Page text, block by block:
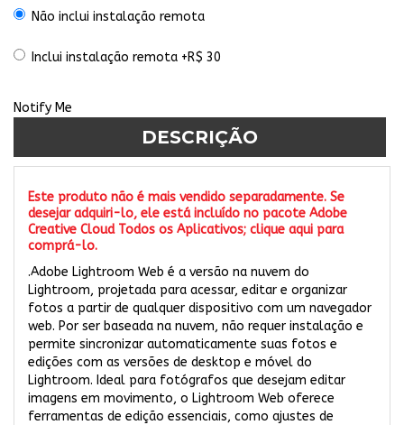
Não inclui instalação remota
Inclui instalação remota +R$ 30
Notify Me
DESCRIÇÃO
Este produto não é mais vendido separadamente. Se
desejar adquiri-lo, ele está incluído no pacote Adobe
Creative Cloud Todos os Aplicativos; clique aqui para
comprá-lo.
.Adobe Lightroom Web é a versão na nuvem do
Lightroom, projetada para acessar, editar e organizar
fotos a partir de qualquer dispositivo com um navegador
web. Por ser baseada na nuvem, não requer instalação e
permite sincronizar automaticamente suas fotos e
edições com as versões de desktop e móvel do
Lightroom. Ideal para fotógrafos que desejam editar
imagens em movimento, o Lightroom Web oferece
ferramentas de edição essenciais, como ajustes de